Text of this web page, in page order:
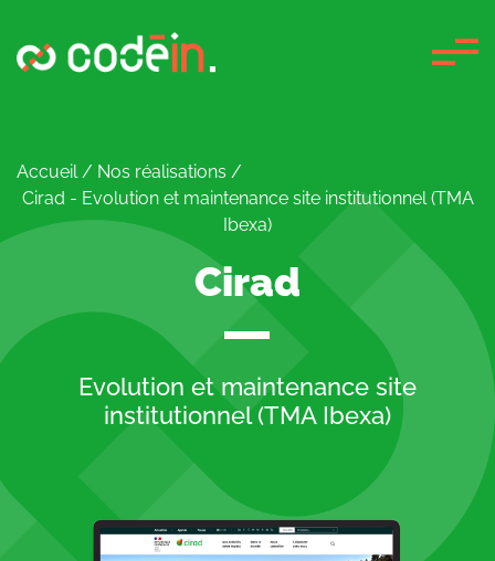
Accueil/ Nos réalisations /
Cirad - Evolution et maintenance site institutionnel (TMA
Ibexa)
Cirad
Evolution et maintenance site
institutionnel (TMA Ibexa)